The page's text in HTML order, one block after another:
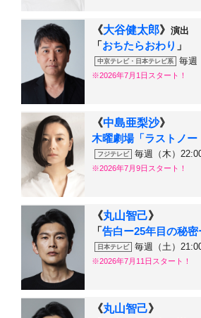
《大谷健太郎》 演出
「 おちたらおわり 」
中京テレビ・日本テレビ系 毎週
※2026年7月1日スタート！
《中島亜梨沙》
木曜劇場「ラストノー
フジテレビ 毎週（木）
※2026年7月9日スタート！
《丸山智己》
「 告白ー25年目の秘密
日本テレビ 毎週（土）
※2026年7月11日スタート！
《丸山智己》